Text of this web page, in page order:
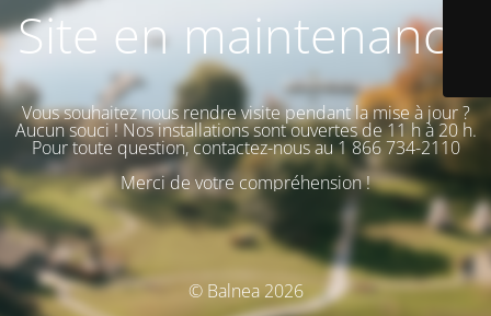
Site en maintenance
Vous souhaitez nous rendre visite pendant la mise à jour ?
Aucun souci ! Nos installations sont ouvertes de 11 h à 20 h.
Pour toute question, contactez-nous au 1 866 734-2110
Merci de votre compréhension !
© Balnea 2026